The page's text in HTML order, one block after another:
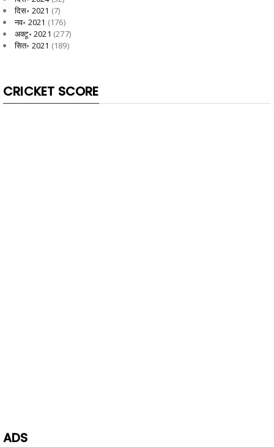
दिस॰ 2021 (7)
नव॰ 2021 (176)
अक्टू॰ 2021 (277)
सित॰ 2021 (189)
CRICKET SCORE
ADS